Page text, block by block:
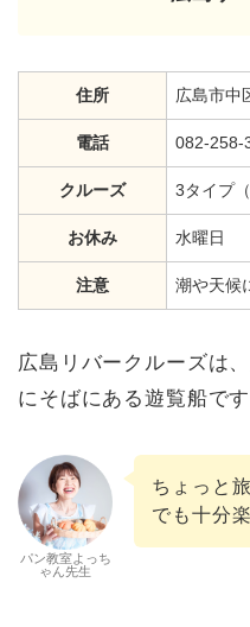
住所 広島市中
電話 082-258-
クルーズ 3タイプ
お休み 水曜日
注意 潮や天候
広島リバークルーズは
にそばにある遊覧船です
パン教室よっち
ゃん先生
ちょっと
でも十分